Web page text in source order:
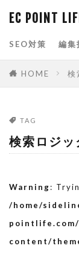
EC POINT
SEO対策 編集
HOME 検
TAG
検索ロジッ
Warning:
/home/
content/
Yahoo!
お買い物
サービス
スマホ
スーパー
タイムセ
データ解